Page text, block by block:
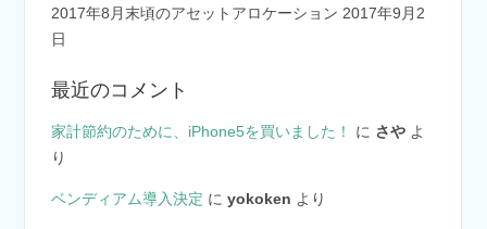
2017年8月末頃のアセットアロケーション 2017年9月2
日
最近のコメント
家計節約のために、iPhone5を買いました！ に さやよ
り
ベンディアム導入決定 に yokoken より